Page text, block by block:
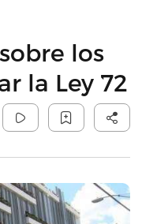
los
la Ley 72